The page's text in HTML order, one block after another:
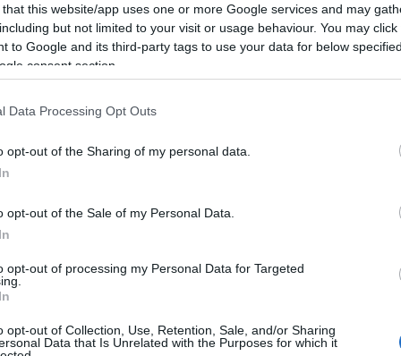
that this website/app uses one or more Google services and may
but not limited to your visit or usage behaviour. You may
to Google and its third-party tags to use your data for below
consent section.
Data Processing Opt Outs
opt-out of the Sharing of my personal data.
opt-out of the Sale of my Personal Data.
opt-out of processing my Personal Data for Targeted
opt-out of Collection, Use, Retention, Sale, and/or Sharing
Data that Is Unrelated with the Purposes for which it
étrend biztosítja a szervezet számára a
és egyéb mikrotápanyagokat, amelyek
– fogalmaz a szakember, aki arra is felhívja a
egyre gyakrabban bukkan fel különböző
étrendet jelent, hanem inkább olyan alapelvek
támogatására irányulnak.
és gyümölcsök rendszeres fogyasztása, az
cukor és a feldolgozott élelmiszerek
Fontos azonban kiemelni, hogy a vásárolt
” – hangsúlyozza Kádár Krisztina, majd
hús fogyasztása egészségesebb